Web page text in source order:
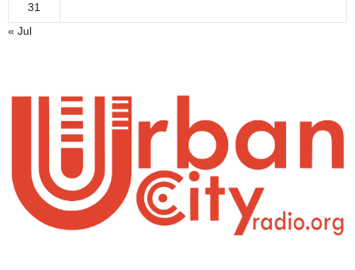
31
« Jul